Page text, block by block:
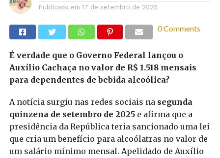
Publicado em 17 de setembro de 2025
0 Comments
É verdade que o Governo Federal lançou o
Auxílio Cachaça no valor de R$ 1.518 mensais
para dependentes de bebida alcoólica?
A notícia surgiu nas redes sociais na segunda
quinzena de setembro de 2025e afirma que a
presidência da República teria sancionado uma lei
que cria um benefício para alcoólatras no valor de
um salário mínimo mensal. Apelidado de Auxílio